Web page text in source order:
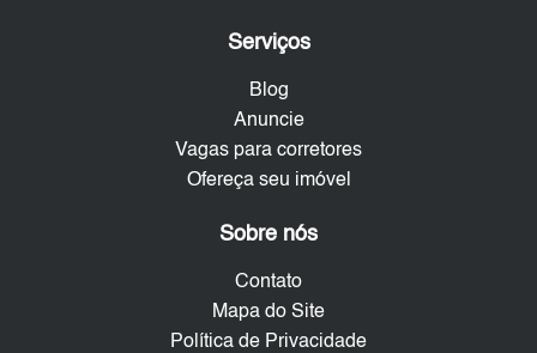
Serviços
Blog
Anuncie
Vagas para corretores
Ofereça seu imóvel
Sobre nós
Contato
Mapa do Site
Política de Privacidade